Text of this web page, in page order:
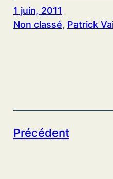
1 juin, 2011
Non classé, Patrick
Précédent